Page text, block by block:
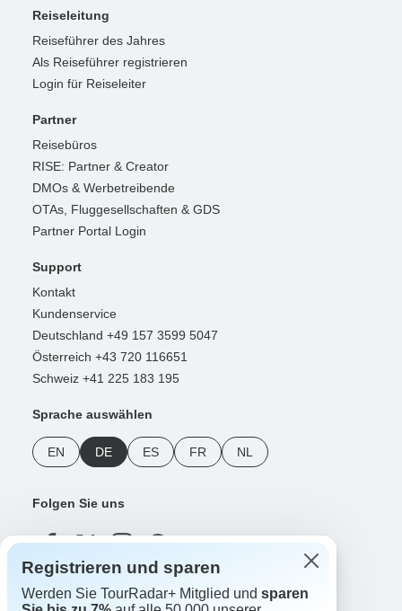
Reiseleitung
Reiseführer des Jahres
Als Reiseführer registrieren
Login für Reiseleiter
Partner
Reisebüros
RISE: Partner & Creator
DMOs & Werbetreibende
OTAs, Fluggesellschaften & GDS
Partner Portal Login
Support
Kontakt
Kundenservice
Deutschland +49 157 3599 5047
Österreich +43 720 116651
Schweiz +41 225 183 195
Sprache auswählen
EN DE ES FR NL
Folgen Sie uns
Zahlungsmethoden
Registrieren und sparen
Werden Sie TourRadar+ Mitglied und sparen